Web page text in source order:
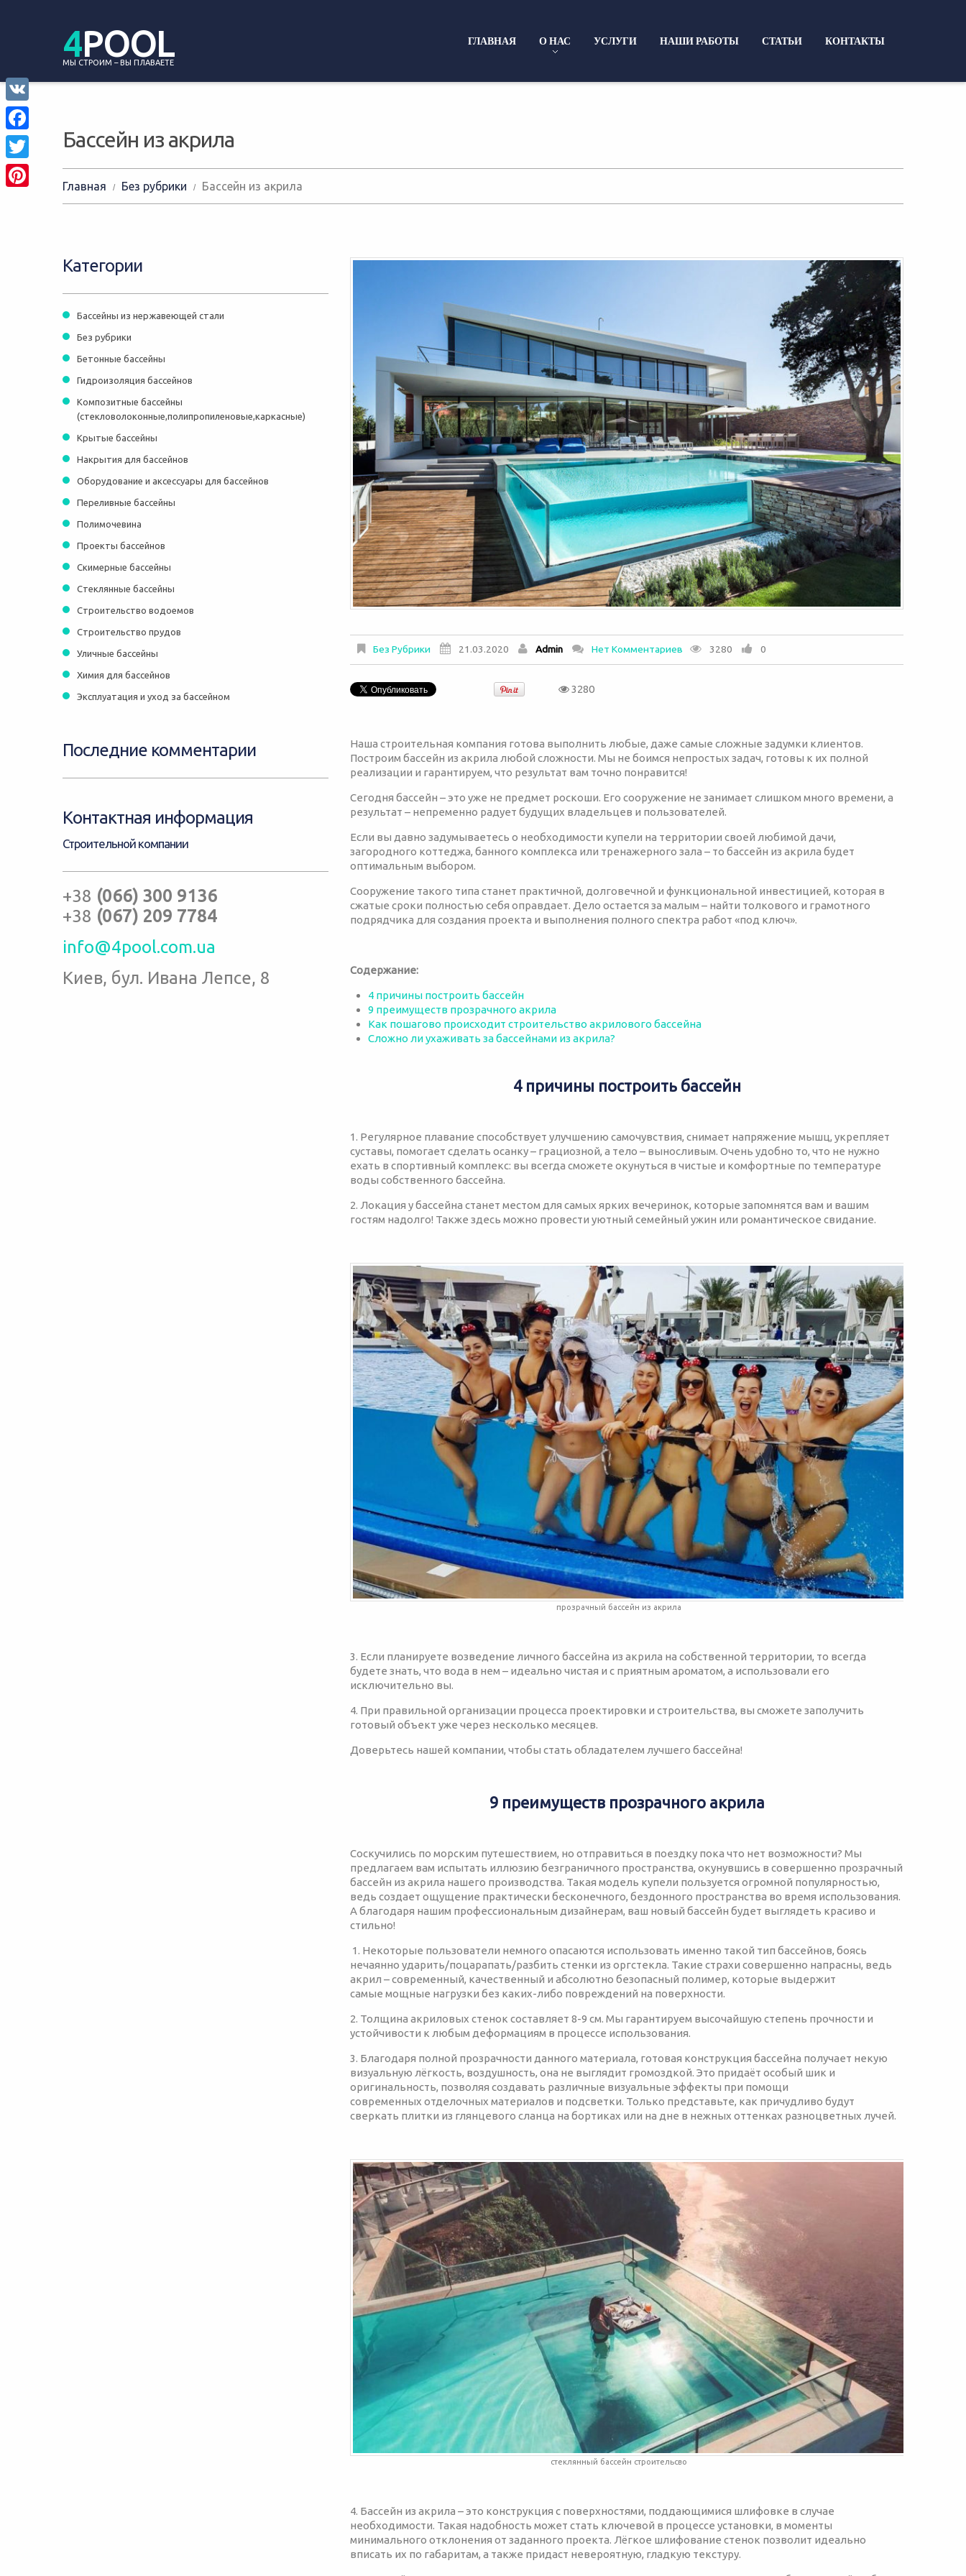
4POOL
МЫ СТРОИМ – ВЫ ПЛАВАЕТЕ
ГЛАВНАЯ О НАС УСЛУГИ НАШИ РАБОТЫ СТАТЬИ КОНТАКТЫ
Бассейн из акрила
Главная Без рубрики Бассейн из акрила
Без Рубрики 21.03.2020 Admin Нет Комментариев 3280 0
3280
Наша строительная компания готова выполнить любые, даже самые сложные задумки клиентов.
Построим бассейн из акрила любой сложности. Мы не боимся непростых задач, готовы к их полной
реализации и гарантируем, что результат вам точно понравится!
Сегодня бассейн – это уже не предмет роскоши. Его сооружение не занимает слишком много времени, а
результат – непременно радует будущих владельцев и пользователей.
Если вы давно задумываетесь о необходимости купели на территории своей любимой дачи,
загородного коттеджа, банного комплекса или тренажерного зала – то бассейн из акрила будет
оптимальным выбором.
Сооружение такого типа станет практичной, долговечной и функциональной инвестицией, которая в
сжатые сроки полностью себя оправдает. Дело остается за малым – найти толкового и грамотного
подрядчика для создания проекта и выполнения полного спектра работ «под ключ».
Содержание:
4 причины построить бассейн
9 преимуществ прозрачного акрила
Как пошагово происходит строительство акрилового бассейна
Сложно ли ухаживать за бассейнами из акрила?
4 причины построить бассейн
1. Регулярное плавание способствует улучшению самочувствия, снимает напряжение мышц, укрепляет
суставы, помогает сделать осанку – грациозной, а тело – выносливым. Очень удобно то, что не нужно
ехать в спортивный комплекс: вы всегда сможете окунуться в чистые и комфортные по температуре
воды собственного бассейна.
2. Локация у бассейна станет местом для самых ярких вечеринок, которые запомнятся вам и вашим
гостям надолго! Также здесь можно провести уютный семейный ужин или романтическое свидание.
прозрачный бассейн из акрила
3. Если планируете возведение личного бассейна из акрила на собственной территории, то всегда
будете знать, что вода в нем – идеально чистая и с приятным ароматом, а использовали его
исключительно вы.
4. При правильной организации процесса проектировки и строительства, вы сможете заполучить
готовый объект уже через несколько месяцев.
Доверьтесь нашей компании, чтобы стать обладателем лучшего бассейна!
9 преимуществ прозрачного акрила
Соскучились по морским путешествием, но отправиться в поездку пока что нет возможности? Мы
предлагаем вам испытать иллюзию безграничного пространства, окунувшись в совершенно прозрачный
бассейн из акрила нашего производства. Такая модель купели пользуется огромной популярностью,
ведь создает ощущение практически бесконечного, бездонного пространства во время использования.
А благодаря нашим профессиональным дизайнерам, ваш новый бассейн будет выглядеть красиво и
стильно!
1. Некоторые пользователи немного опасаются использовать именно такой тип бассейнов, боясь
нечаянно ударить/поцарапать/разбить стенки из оргстекла. Такие страхи совершенно напрасны, ведь
акрил – современный, качественный и абсолютно безопасный полимер, которые выдержит
самые мощные нагрузки без каких-либо повреждений на поверхности.
2. Толщина акриловых стенок составляет 8-9 см. Мы гарантируем высочайшую степень прочности и
устойчивости к любым деформациям в процессе использования.
3. Благодаря полной прозрачности данного материала, готовая конструкция бассейна получает некую
визуальную лёгкость, воздушность, она не выглядит громоздкой. Это придаёт особый шик и
оригинальность, позволяя создавать различные визуальные эффекты при помощи
современных отделочных материалов и подсветки. Только представьте, как причудливо будут
сверкать плитки из глянцевого сланца на бортиках или на дне в нежных оттенках разноцветных лучей.
стеклянный бассейн строительсво
4. Бассейн из акрила – это конструкция с поверхностями, поддающимися шлифовке в случае
необходимости. Такая надобность может стать ключевой в процессе установки, в моменты
минимального отклонения от заданного проекта. Лёгкое шлифование стенок позволит идеально
вписать их по габаритам, а также придаст невероятную, гладкую текстуру.
Категории
Бассейны из нержавеющей стали
Без рубрики
Бетонные бассейны
Гидроизоляция бассейнов
Композитные бассейны
(стекловолоконные,полипропиленовые,каркасные)
Крытые бассейны
Накрытия для бассейнов
Оборудование и аксессуары для бассейнов
Переливные бассейны
Полимочевина
Проекты бассейнов
Скимерные бассейны
Стеклянные бассейны
Строительство водоемов
Строительство прудов
Уличные бассейны
Химия для бассейнов
Эксплуатация и уход за бассейном
Последние комментарии
Контактная информация
Строительной компании
+38 (066) 300 9136
+38 (067) 209 7784
info@4pool.com.ua
Киев, бул. Ивана Лепсе, 8
VK
Facebook
Twitter